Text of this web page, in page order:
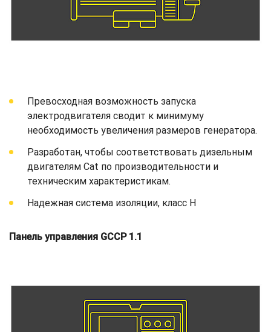
Превосходная возможность запуска
электродвигателя сводит к минимуму
необходимость увеличения размеров генератора.
Разработан, чтобы соответствовать дизельным
двигателям Cat по производительности и
техническим характеристикам.
Надежная система изоляции, класс H
Панель управления GCCP 1.1